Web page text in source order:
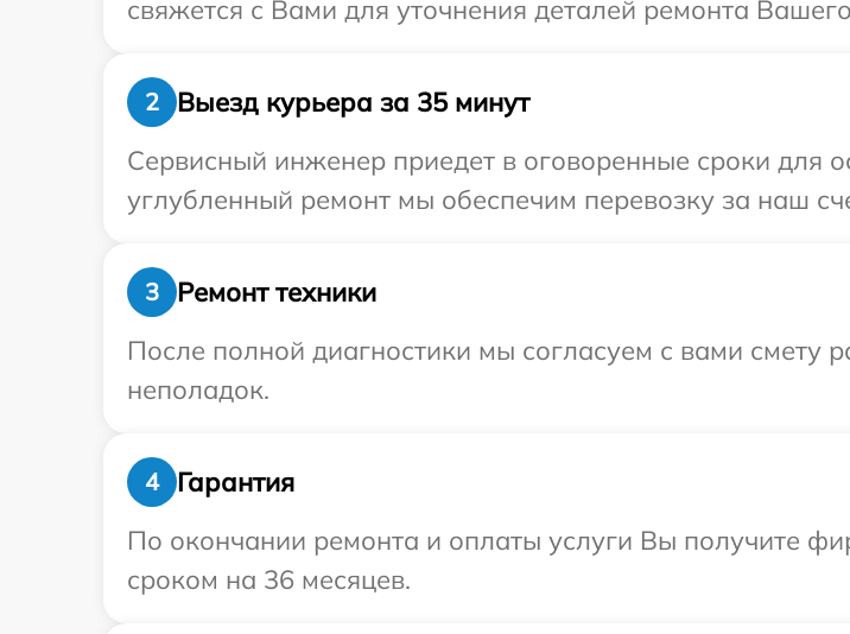
свяжется с Вами для уточнения деталей ремонта
2
Выезд курьера за 35 минут
Сервисный инженер приедет в оговоренные сроки для
углубленный ремонт мы обеспечим перевозку за наш
3
Ремонт техники
После полной диагностики мы согласуем с вами смету
неполадок.
4
Гарантия
По окончании ремонта и оплаты услуги Вы получите
сроком на 36 месяцев.